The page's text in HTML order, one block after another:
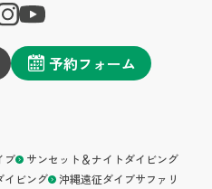
予約フォーム
ブ
サンセット＆ナイトダイビング
イビング
沖縄遠征ダイブサファリ